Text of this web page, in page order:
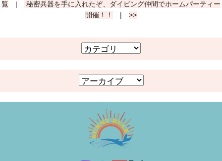
覧 |
秘密兵器を手に入れたぞ、ダイビング仲間でホームパーティー
開催！！
| >>